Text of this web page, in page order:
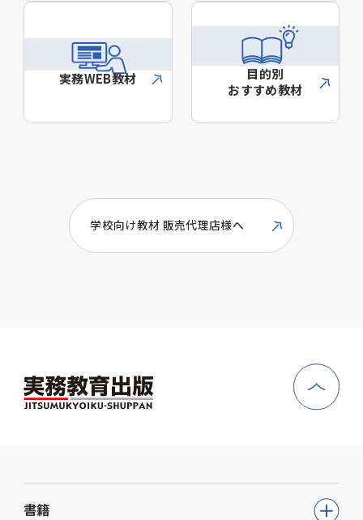
実務WEB教材
目的別
おすすめ教材
学校向け教材 販売代理店様へ
書籍